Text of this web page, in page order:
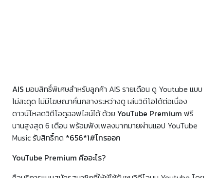
AIS มอบสิทธิ์พิเศษสำหรับลูกค้า AIS รายเดือน ดู Youtube แบบ
ไม่สะดุด ไม่มีโฆษณาคั่นกลางระหว่างดู เล่นวิดีโอได้ต่อเนื่อง
ดาวน์โหลดวิดีโอดูออฟไลน์ได้ ด้วย YouTube Premium ฟรี
นานสูงสุด 6 เดือน พร้อมฟังเพลงมากมายผ่านแอป YouTube
Music รับสิทธิ์กด *656*1#โทรออก
YouTube Premium คืออะไร?